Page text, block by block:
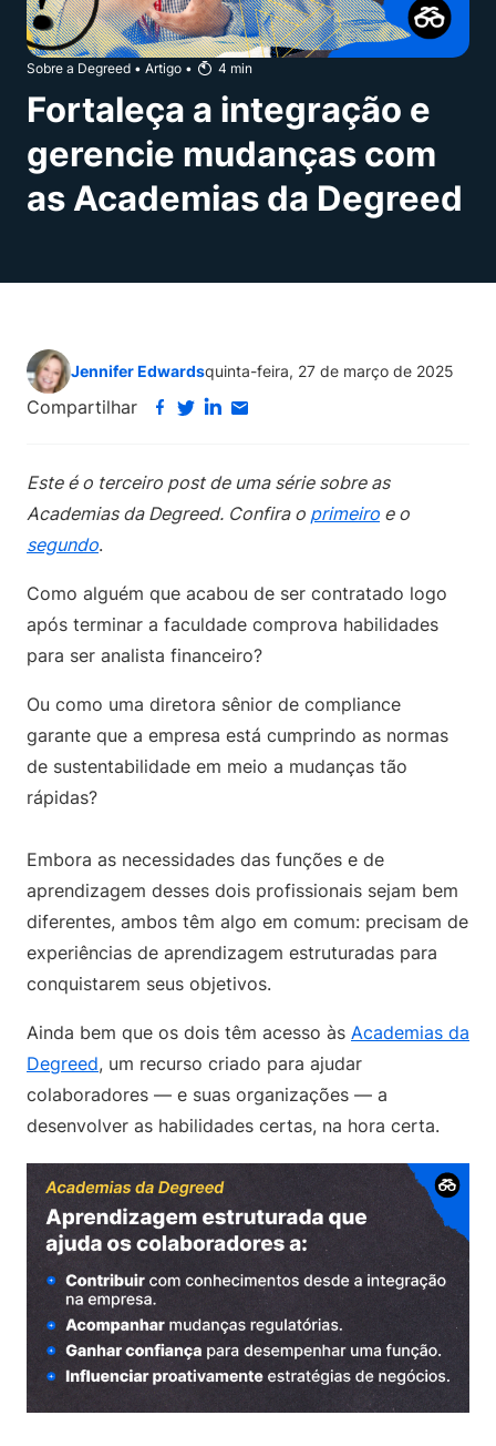
Sobre a Degreed • Artigo • 4 min
Fortaleça a integração e
gerencie mudanças com
as Academias da Degreed
Jennifer Edwardsquinta-feira, 27 de março de 2025
Compartilhar
Este é o terceiro post de uma série sobre as
Academias da Degreed. Confira o primeiro e o
segundo.
Como alguém que acabou de ser contratado logo
após terminar a faculdade comprova habilidades
para ser analista financeiro?
Ou como uma diretora sênior de compliance
garante que a empresa está cumprindo as normas
de sustentabilidade em meio a mudanças tão
rápidas?
Embora as necessidades das funções e de
aprendizagem desses dois profissionais sejam bem
diferentes, ambos têm algo em comum: precisam de
experiências de aprendizagem estruturadas para
conquistarem seus objetivos.
Ainda bem que os dois têm acesso às Academias da
Degreed, um recurso criado para ajudar
colaboradores — e suas organizações — a
desenvolver as habilidades certas, na hora certa.